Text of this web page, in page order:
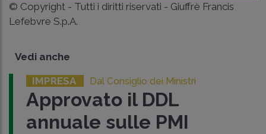
© Copyright - Tutti i diritti riservati - Giuffrè Francis
Lefebvre S.p.A.
Vedi anche
IMPRESA Dal Consiglio dei Ministri
Approvato il DDL
annuale sulle PMI